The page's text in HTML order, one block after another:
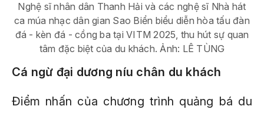
Nghệ sĩ nhân dân Thanh Hải và các nghệ sĩ Nhà hát
ca múa nhạc dân gian Sao Biển biểu diễn hòa tấu đàn
đá - kèn đá - cồng ba tại VITM 2025, thu hút sự quan
tâm đặc biệt của du khách. Ảnh: LÊ TÙNG
Cá ngừ đại dương níu chân du khách
Điểm nhấn của chương trình quảng bá du